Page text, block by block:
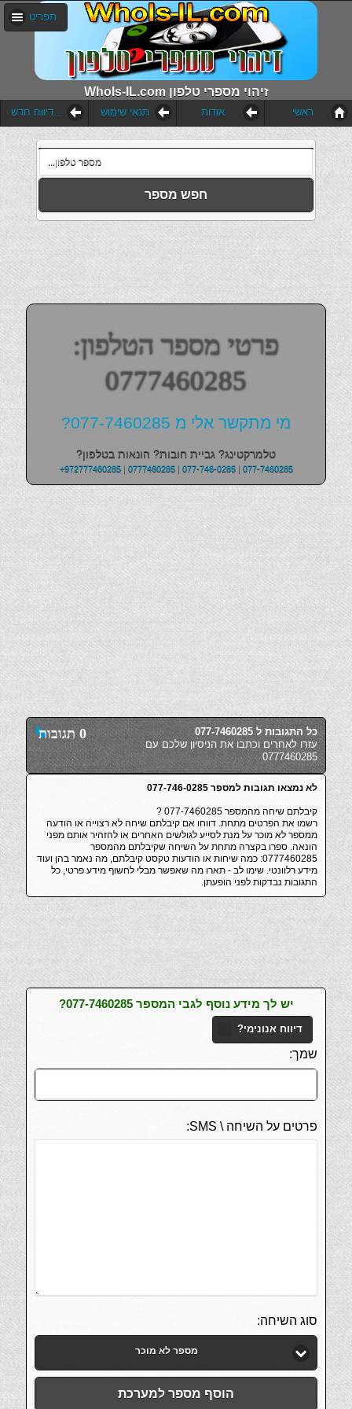
WhoIs-IL.com זיהוי מספרי טלפון
תפריט
הוסף דיווח חדש תנאי שימוש אודות ראשי
חפש מספר
פרטי מספר הטלפון:
0777460285
מי מתקשר אלי מ 077-7460285?
טלמרקטינג? גביית חובות? הונאות בטלפון?
+972777460285| 0777460285| 077-746-0285| 077-7460285
0 תגובות
כל התגובות ל 077-7460285
עזרו לאחרים וכתבו את הניסיון שלכם עם
0777460285
לא נמצאו תגובות למספר 077-746-0285
קיבלתם שיחה מהמספר 077-7460285 ?
רשמו את הפרטים מתחת. דווחו אם קיבלתם שיחה לא רצוייה או הודעה
ממספר לא מוכר על מנת לסייע לגולשים האחרים או להזהיר אותם מפני
הונאה. ספרו בקצרה מתחת על השיחה שקיבלתם מהמספר
0777460285: כמה שיחות או הודעות טקסט קיבלתם, מה נאמר בהן ועוד
מידע רלוונטי. שימו לב - תארו מה שאפשר מבלי לחשוף מידע פרטי, כל
התגובות נבדקות לפני הופעתן.
יש לך מידע נוסף לגבי המספר 077-7460285?
דיווח אנונימי?
שמך:
פרטים על השיחה \ SMS:
סוג השיחה:
מספר לא מוכר
הוסף מספר למערכת